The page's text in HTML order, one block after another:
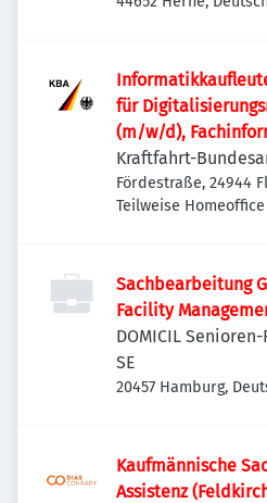
für
(m/w/d),
Fachinformatiker
vergleichbare IT-
Leitstand im
Kraftfahrt-
Fördestraße, 24944
Deutschland
Teilweise Homeoffice
Sachbearbeitung
Facility
DOMICIL
SE
20457 Hamburg,
Kaufmännische
Assistenz